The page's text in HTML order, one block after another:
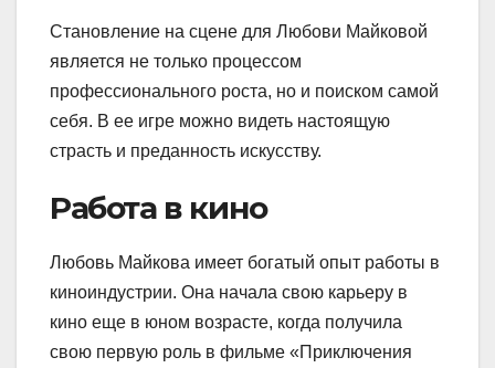
Становление на сцене для Любови Майковой
является не только процессом
профессионального роста, но и поиском самой
себя. В ее игре можно видеть настоящую
страсть и преданность искусству.
Работа в кино
Любовь Майкова имеет богатый опыт работы в
киноиндустрии. Она начала свою карьеру в
кино еще в юном возрасте, когда получила
свою первую роль в фильме «Приключения